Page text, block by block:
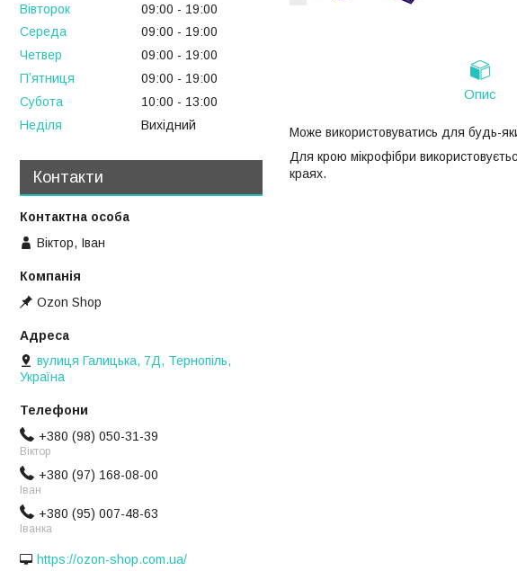
Опис
Може використовуватись для будь-
Для крою мікрофібри
краях.
Вівторок
09:00
19:00
Середа
09:00
19:00
Четвер
09:00
19:00
Пʼятниця
09:00
19:00
Субота
10:00
13:00
Неділя
Вихідний
Контакти
Віктор, Іван
Ozon Shop
вулиця Галицька, 7Д, Тернопіль,
Україна
+380 (98) 050-31-39
Віктор
+380 (97) 168-08-00
Іван
+380 (95) 007-48-63
Іванка
https://ozon-shop.com.ua/